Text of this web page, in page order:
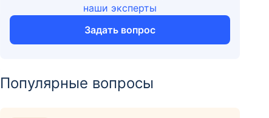
наши эксперты
Задать вопрос
Популярные вопросы